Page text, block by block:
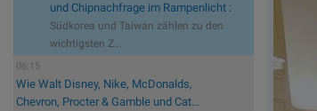
und Chipnachfrage im Rampenlicht :
Südkorea und Taiwan zählen zu den
wichtigsten Z...
06:15
Wie Walt Disney, Nike, McDonalds,
Chevron, Procter & Gamble und Cat...